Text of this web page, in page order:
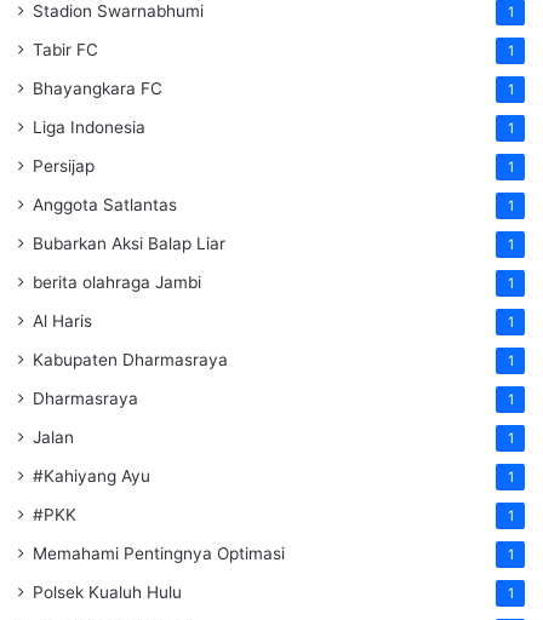
Stadion Swarnabhumi 1
Tabir FC 1
Bhayangkara FC 1
Liga Indonesia 1
Persijap 1
Anggota Satlantas 1
Bubarkan Aksi Balap Liar 1
berita olahraga Jambi 1
Al Haris 1
Kabupaten Dharmasraya 1
Dharmasraya 1
Jalan 1
#Kahiyang Ayu 1
#PKK 1
Memahami Pentingnya Optimasi 1
Polsek Kualuh Hulu 1